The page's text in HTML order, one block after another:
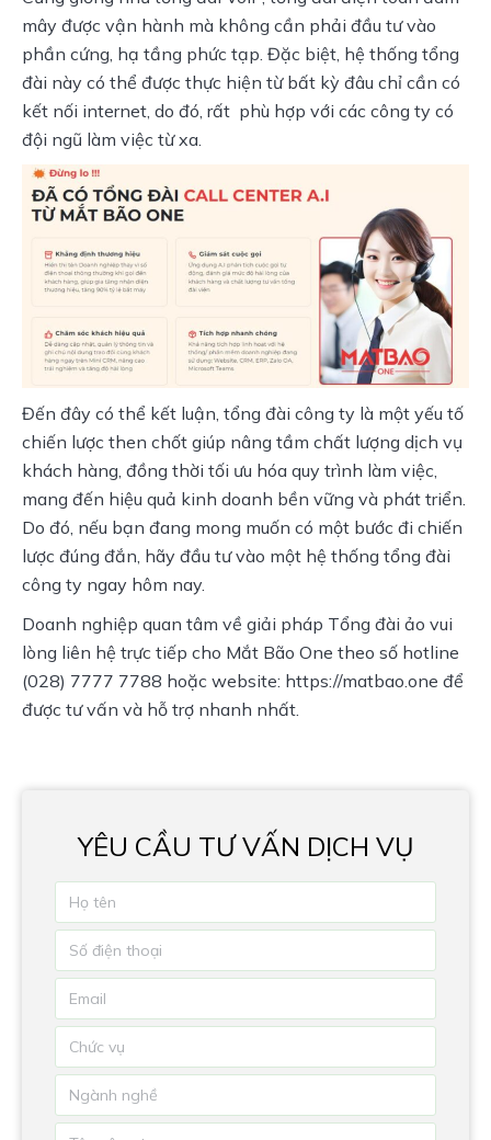
mây được vận hành mà không cần phải đầu tư vào
phần cứng, hạ tầng phức tạp. Đặc biệt, hệ thống tổng
đài này có thể được thực hiện từ bất kỳ đâu chỉ cần có
kết nối internet, do đó, rất  phù hợp với các công ty có
đội ngũ làm việc từ xa.
Đến đây có thể kết luận, tổng đài công ty là một yếu tố
chiến lược then chốt giúp nâng tầm chất lượng dịch vụ
khách hàng, đồng thời tối ưu hóa quy trình làm việc,
mang đến hiệu quả kinh doanh bền vững và phát triển.
Do đó, nếu bạn đang mong muốn có một bước đi chiến
lược đúng đắn, hãy đầu tư vào một hệ thống tổng đài
công ty ngay hôm nay.
Doanh nghiệp quan tâm về giải pháp Tổng đài ảo vui
lòng liên hệ trực tiếp cho Mắt Bão One theo số hotline
(028) 7777 7788 hoặc website: https://matbao.one để
được tư vấn và hỗ trợ nhanh nhất.
YÊU CẦU TƯ VẤN DỊCH VỤ